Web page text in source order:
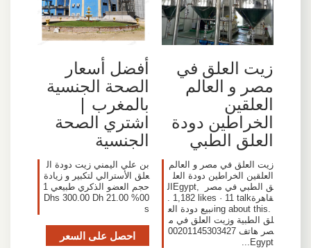
‫زيت العلق في
مصر و العالم
العلقين
الخراطين دودة
العلق الطبي
‎زيت العلق في مصر و العالم
العلقين الخراطين دودة العل
ق الطبي في مصر Egypt‎, ‎ال
قاهرة‎. 1,182 likes · 11 talk
ing about this. ‎نبيع دودة الع
لق الطبية وزيت العلق في م
صر هاتف 00201145303427
Egypt...
أفضل أسعار
الصحة الجنسية
بالمغرب |
اشتري الصحة
الجنسية
بن علي اليمني زيت دودة ال
علق الأسترالي لتكبير و زيادة
حجم العضو الذكري طبيعي 1
00% 21.00 Dhs 300.00 Dh
s
احصل على السعر